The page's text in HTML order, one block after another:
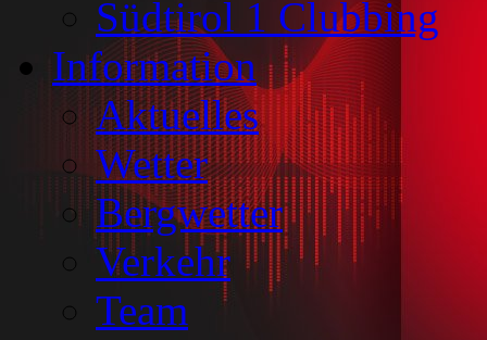
Südtirol 1 Clubbing
Information
Aktuelles
Wetter
Bergwetter
Verkehr
Team